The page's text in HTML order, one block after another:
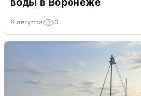
6 августа 0